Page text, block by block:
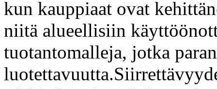
kun kauppiaat ovat
niitä alueellisiin
tuotantomalleja, jotka